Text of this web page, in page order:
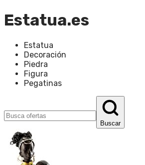
Estatua.es
Estatua
Decoración
Piedra
Figura
Pegatinas
Buscar